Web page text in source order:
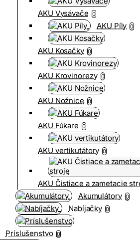
AKU Vysávače 0
AKU Píly 0
AKU Kosačky 0
AKU Krovinorezy 0
AKU Nožnice 0
AKU Fúkare 0
AKU vertikutátory 0
AKU Čistiace a zametacie
Akumulátory 0
Nabíjačky 0
Príslušenstvo 0